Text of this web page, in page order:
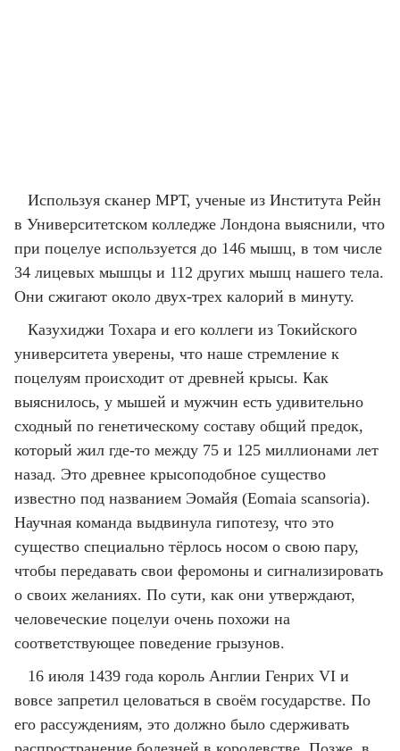
Используя сканер МРТ, ученые из Института Рейн
в Университетском колледже Лондона выяснили, что
при поцелуе используется до 146 мышц, в том числе
34 лицевых мышцы и 112 других мышц нашего тела.
Они сжигают около двух-трех калорий в минуту.
Казухиджи Тохара и его коллеги из Токийского
университета уверены, что наше стремление к
поцелуям происходит от древней крысы. Как
выяснилось, у мышей и мужчин есть удивительно
сходный по генетическому составу общий предок,
который жил где-то между 75 и 125 миллионами лет
назад. Это древнее крысоподобное существо
известно под названием Эомайя (Eomaia scansoria).
Научная команда выдвинула гипотезу, что это
существо специально тёрлось носом о свою пару,
чтобы передавать свои феромоны и сигнализировать
о своих желаниях. По сути, как они утверждают,
человеческие поцелуи очень похожи на
соответствующее поведение грызунов.
16 июля 1439 года король Англии Генрих VI и
вовсе запретил целоваться в своём государстве. По
его рассуждениям, это должно было сдерживать